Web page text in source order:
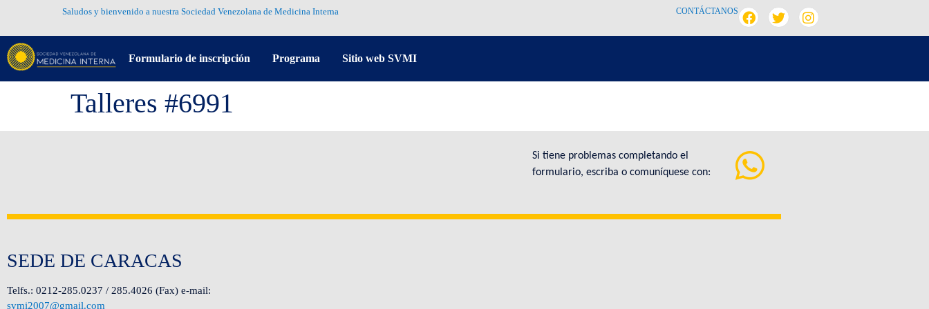
Saludos y bienvenido a nuestra Sociedad Venezolana de Medicina Interna CONTÁCTANOS
Formulario de inscripción Programa Sitio web SVMI
Talleres #6991
Si tiene problemas completando el
formulario, escriba o comuníquese con:
SEDE DE CARACAS
Telfs.: 0212-285.0237 / 285.4026 (Fax) e-mail:
svmi2007@gmail.com